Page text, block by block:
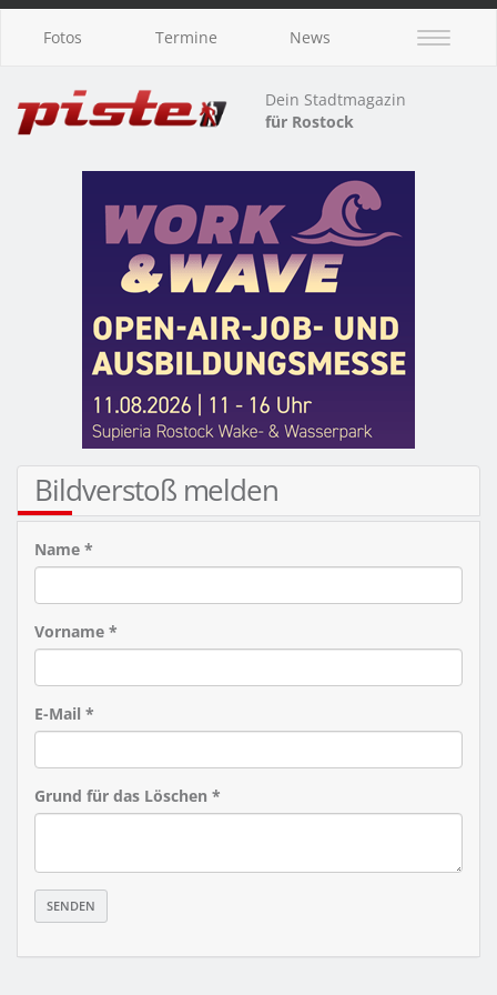
Fotos Termine News
Dein Stadtmagazin
für Rostock
Bildverstoß melden
Name *
Vorname *
E-Mail *
Grund für das Löschen *